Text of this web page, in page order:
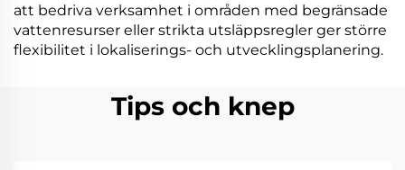
att bedriva verksamhet i områden med begränsade
vattenresurser eller strikta utsläppsregler ger större
flexibilitet i lokaliserings- och utvecklingsplanering.
Tips och knep